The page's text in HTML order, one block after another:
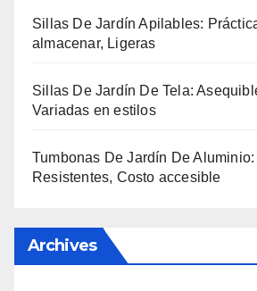
Sillas De Jardín Apilables:
almacenar, Ligeras
Sillas De Jardín De Tela:
Variadas en estilos
Tumbonas De Jardín De
Resistentes, Costo accesible
Archives